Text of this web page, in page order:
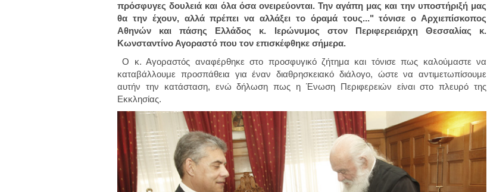
πρόσφυγες δουλειά και όλα όσα ονειρεύονται. Την αγάπη μας και την υποστήριξή μας
θα την έχουν, αλλά πρέπει να αλλάξει το όραμά τους..." τόνισε ο Αρχιεπίσκοπος
Αθηνών και πάσης Ελλάδος κ. Ιερώνυμος στον Περιφερειάρχη Θεσσαλίας κ.
Κωνσταντίνο Αγοραστό που τον επισκέφθηκε σήμερα.
Ο κ. Αγοραστός αναφέρθηκε στο προσφυγικό ζήτημα και τόνισε πως καλούμαστε να
καταβάλλουμε προσπάθεια για έναν διαθρησκειακό διάλογο, ώστε να αντιμετωπίσουμε
αυτήν την κατάσταση, ενώ δήλωση πως η Ένωση Περιφερειών είναι στο πλευρό της
Εκκλησίας.